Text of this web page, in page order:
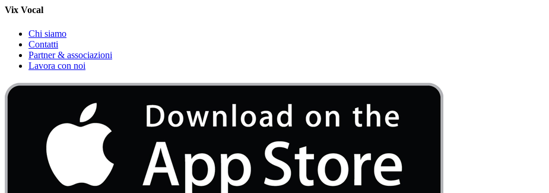
Vix Vocal
Chi siamo
Contatti
Partner & associazioni
Lavora con noi